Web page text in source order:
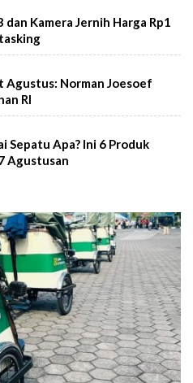
dan Kamera Jernih Harga Rp1
Norman Joesoef
RI
Sepatu Apa? Ini 6 Produk
Agustusan